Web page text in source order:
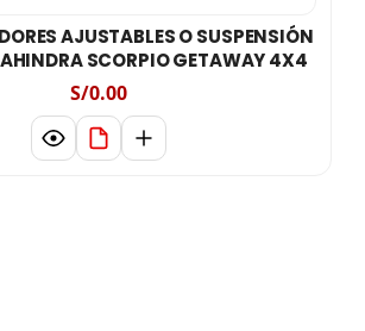
AJUSTABLES O SUSPENSIÓN
SCORPIO GETAWAY 4X4
S/0.00